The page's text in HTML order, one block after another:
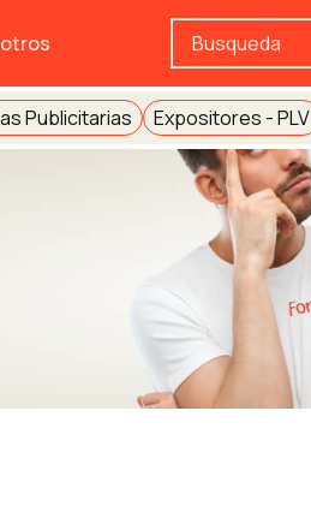
Publicitarias Expositores - PLV